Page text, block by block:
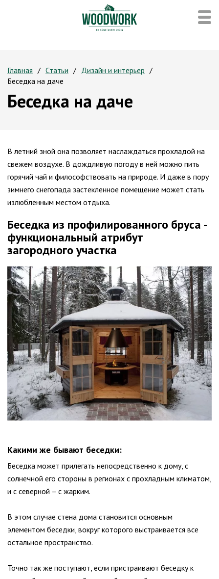
Главная Статьи
Дизайн и интерьер
Беседка на даче
Беседка на даче
В летний зной она позволяет наслаждаться прохладой на
свежем воздухе. В дождливую погоду в ней можно пить
горячий чай и философствовать на природе. И даже в пору
зимнего снегопада застекленное помещение может стать
излюбленным местом отдыха.
Беседка из профилированного бруса -
функциональный атрибут
загородного участка
Какими же бывают беседки:
Беседка может прилегать непосредственно к дому, с
солнечной его стороны в регионах с прохладным климатом,
и с северной – с жарким.
В этом случае стена дома становится основным
элементом беседки, вокруг которого выстраивается все
остальное пространство.
Точно так же поступают, если пристраивают беседку к